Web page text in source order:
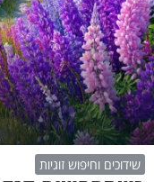
שידוכים וחיפוש זוגיות